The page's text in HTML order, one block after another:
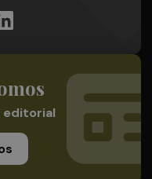
editorial